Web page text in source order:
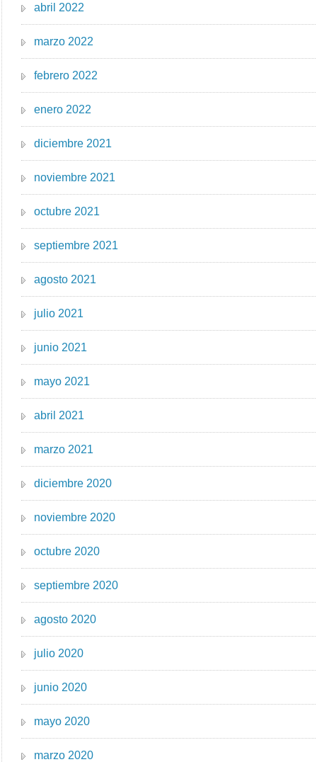
abril 2022
marzo 2022
febrero 2022
enero 2022
diciembre 2021
noviembre 2021
octubre 2021
septiembre 2021
agosto 2021
julio 2021
junio 2021
mayo 2021
abril 2021
marzo 2021
diciembre 2020
noviembre 2020
octubre 2020
septiembre 2020
agosto 2020
julio 2020
junio 2020
mayo 2020
marzo 2020